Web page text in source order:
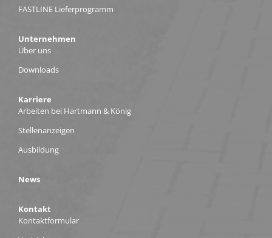
FASTLINE Lieferprogramm
Unternehmen
Über uns
Downloads
Karriere
Arbeiten bei Hartmann & König
Stellenanzeigen
Ausbildung
News
Kontakt
Kontaktformular